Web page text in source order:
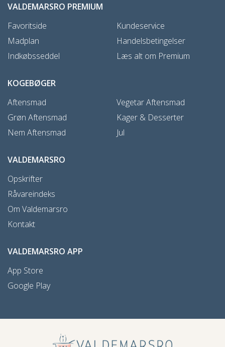
VALDEMARSRO PREMIUM
Favoritside
Madplan
Indkøbsseddel
Kundeservice
Handelsbetingelser
Læs alt om Premium
KOGEBØGER
Aftensmad
Grøn Aftensmad
Nem Aftensmad
Vegetar Aftensmad
Kager & Desserter
Jul
VALDEMARSRO
Opskrifter
Råvareindeks
Om Valdemarsro
Kontakt
VALDEMARSRO APP
App Store
Google Play